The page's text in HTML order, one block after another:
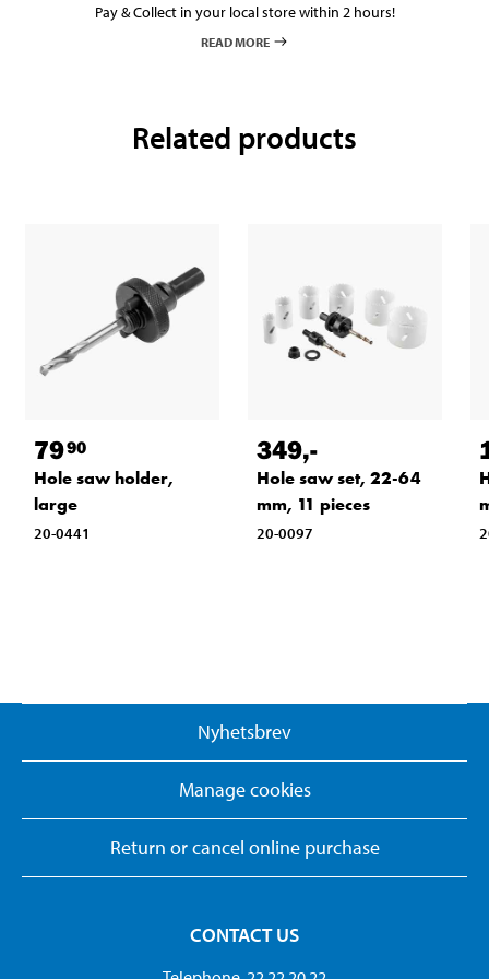
Pay & Collect in your local store within 2 hours!
READ MORE
Related products
7990
Hole saw holder,
large
20-0441
349,-
Hole saw set, 22-64
mm, 11 pieces
20-0097
Nyhetsbrev
Manage cookies
Return or cancel online purchase
CONTACT US